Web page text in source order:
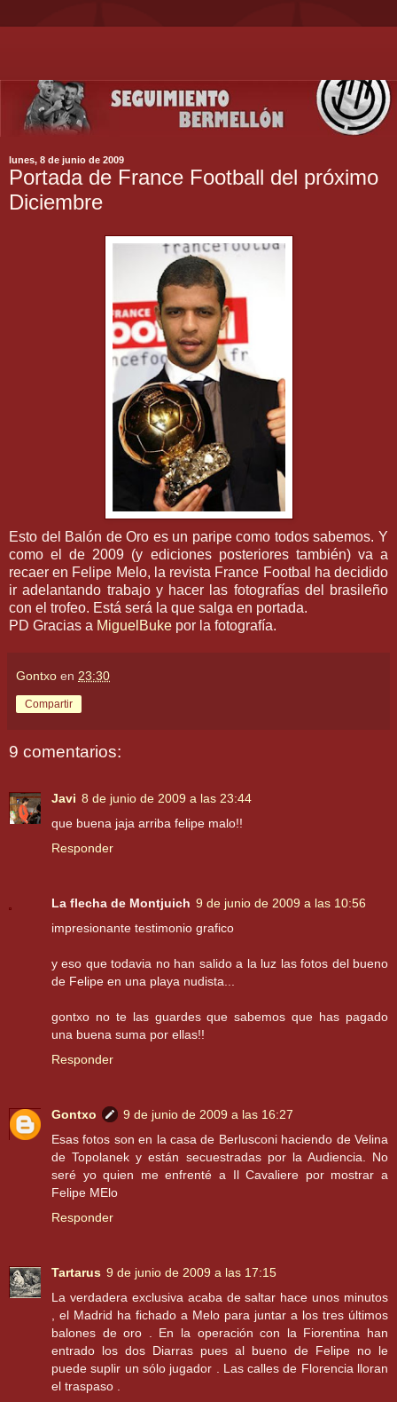
lunes, 8 de junio de 2009
Portada de France Football del próximo
Diciembre
Esto del Balón de Oro es un paripe como todos sabemos. Y
como el de 2009 (y ediciones posteriores también) va a
recaer en Felipe Melo, la revista France Footbal ha decidido
ir adelantando trabajo y hacer las fotografías del brasileño
con el trofeo. Está será la que salga en portada.
PD Gracias a MiguelBuke por la fotografía.
Gontxo en 23:30
Compartir
9 comentarios:
Javi 8 de junio de 2009 a las 23:44
que buena jaja arriba felipe malo!!
Responder
La flecha de Montjuich 9 de junio de 2009 a las 10:56
impresionante testimonio grafico
y eso que todavia no han salido a la luz las fotos del bueno
de Felipe en una playa nudista...
gontxo no te las guardes que sabemos que has pagado
una buena suma por ellas!!
Responder
Gontxo
9 de junio de 2009 a las 16:27
Esas fotos son en la casa de Berlusconi haciendo de Velina
de Topolanek y están secuestradas por la Audiencia. No
seré yo quien me enfrenté a Il Cavaliere por mostrar a
Felipe MElo
Responder
Tartarus 9 de junio de 2009 a las 17:15
La verdadera exclusiva acaba de saltar hace unos minutos
, el Madrid ha fichado a Melo para juntar a los tres últimos
balones de oro . En la operación con la Fiorentina han
entrado los dos Diarras pues al bueno de Felipe no le
puede suplir un sólo jugador . Las calles de Florencia lloran
el traspaso .